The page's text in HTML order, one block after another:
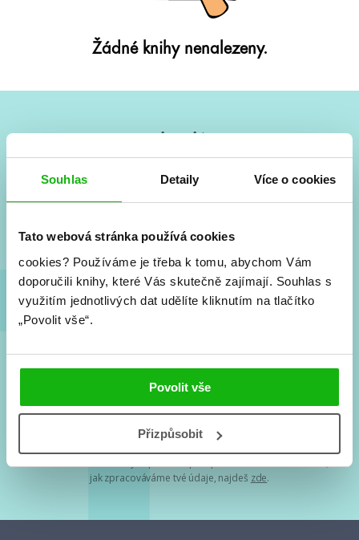
Souhlas Detaily Více o cookies
Tato webová stránka používá cookies
cookies? Používáme je třeba k tomu, abychom Vám
doporučili knihy, které Vás skutečně zajímají. Souhlas s
využitím jednotlivých dat udělíte kliknutím na tlačítko
„Povolit vše“.
Povolit vše
Přizpůsobit
Žádné knihy nenalezeny.
Vše kolem #youngadult každý měsíc rovnou do mailu!
a seriálové adaptace a další.
Souhlasím spodmínkami zpracování osobních údajů
Tvá e-mailová adresa je u nás v bezpečí. Přečti si
jak zpracováváme tvé údaje, najdeš zde.